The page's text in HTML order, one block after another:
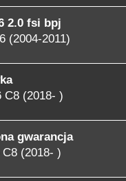
2.0 fsi bpj
(2004-2011)
C8 (2018- )
gwarancja
C8 (2018- )